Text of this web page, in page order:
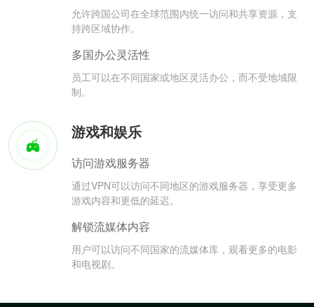
允许跨国公司在全球范围内统一访问和共享资源，支
持跨区域协作。
多国办公灵活性
员工可以在不同国家或地区灵活办公，而不受地域限
制。
游戏和娱乐
访问游戏服务器
通过VPN可以访问不同地区的游戏服务器，享受更多
游戏内容和更低的延迟。
解锁流媒体内容
用户可以访问不同国家的流媒体库，观看更多的电影
和电视剧。